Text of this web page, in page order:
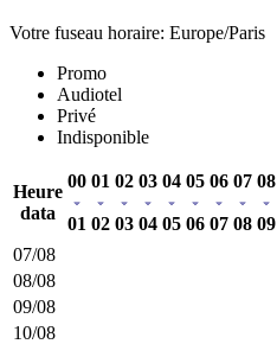
Votre fuseau horaire: Europe/Paris
Promo
Audiotel
Privé
Indisponible
Heure
data
00
01
01
02
02
03
03
04
04
05
05
06
06
07
07
08
08
09
07/08
08/08
09/08
10/08